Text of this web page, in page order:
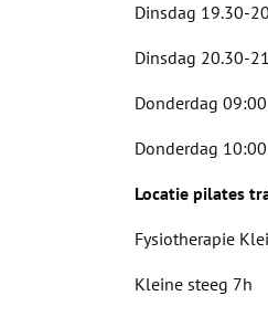
Dinsdag 19.30-
Dinsdag 20.30-
Donderdag
Donderdag
Locatie pilates
Fysiotherapie
Kleine steeg 7h